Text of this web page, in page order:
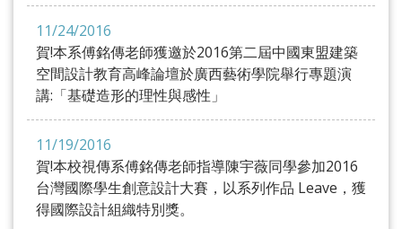
11/24/2016
賀!本系傅銘傳老師獲邀於2016第二屆中國東盟建築
空間設計教育高峰論壇於廣西藝術學院舉行專題演
講:「基礎造形的理性與感性」
11/19/2016
賀!本校視傳系傅銘傳老師指導陳宇薇同學參加2016
台灣國際學生創意設計大賽，以系列作品 Leave，獲
得國際設計組織特別獎。